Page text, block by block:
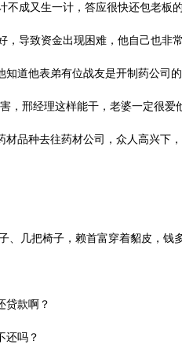
成又生一计，答应很快还包老板
导致资金出现困难，他自己也非
道他表弟有位战友是开制药公司
邢经理这样能干，老婆一定很爱
材品种去往药材公司，众人高兴下，
、几把椅子，赖首富穿着貂皮，钱
贷款啊？
还吗？